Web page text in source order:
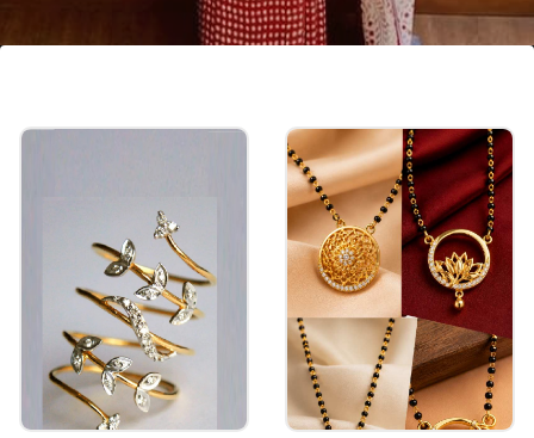
ఈ మధ్య కాలంలో పోల్కా డాట్ చీరలు చాలా ట్రెండింగ్‌లో
ఉన్నాయి. జెన్-జి అమ్మాయిల్లో ఈ చీరల క్రేజ్ బాగా
పెరిగింది. ఇవి శాటిన్ సిల్క్, మోడల్ లేదా జార్జెట్ ఫ్యాబ్రిక్‌తో
వస్తాయి.
Image credits: pinterest